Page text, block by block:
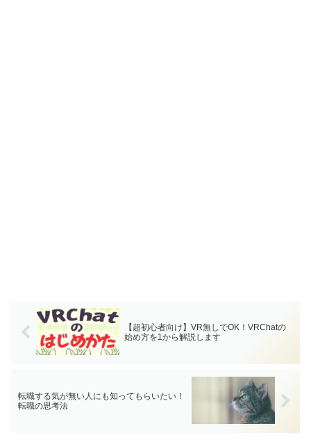
【超初心者向け】VR無しでOK！VRChatの
始め方を1から解説します
転職する気が無い人にも知ってもらいたい！
転職の思考法